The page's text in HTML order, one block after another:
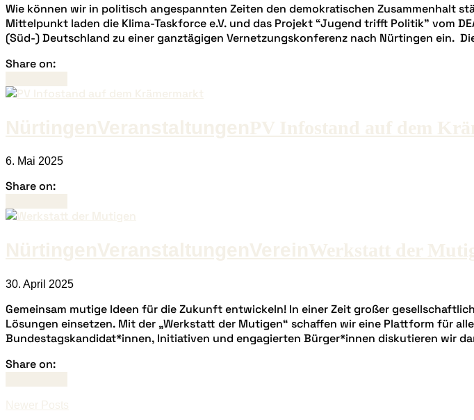
Wie können wir in politisch angespannten Zeiten den demokratischen Zusammenhalt
Mittelpunkt laden die Klima-Taskforce e.V. und das Projekt “Jugend trifft Politik” vom
(Süd-) Deutschland zu einer ganztägigen Vernetzungskonferenz nach Nürtingen ein.
Share on:
NürtingenVeranstaltungenPV Infostand auf dem
6. Mai 2025
Share on:
NürtingenVeranstaltungenVereinWerkstatt der
30. April 2025
Gemeinsam mutige Ideen für die Zukunft entwickeln! In einer Zeit großer
Lösungen einsetzen. Mit der „Werkstatt der Mutigen“ schaffen wir eine Plattform für
Bundestagskandidat*innen, Initiativen und engagierten Bürger*innen diskutieren wir
Share on:
Newer Posts